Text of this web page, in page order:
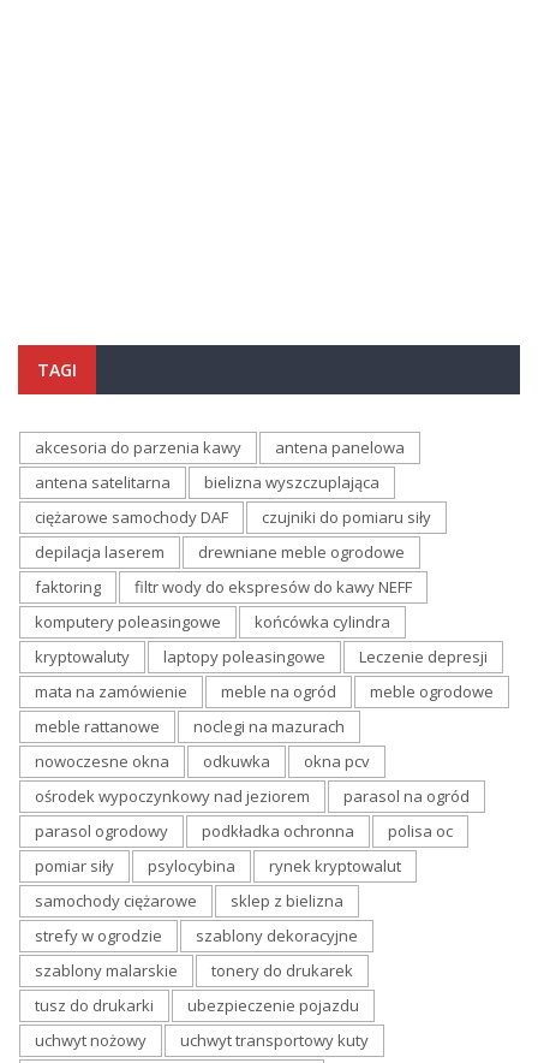
TAGI
akcesoria do parzenia kawy
antena panelowa
antena satelitarna
bielizna wyszczuplająca
ciężarowe samochody DAF
czujniki do pomiaru siły
depilacja laserem
drewniane meble ogrodowe
faktoring
filtr wody do ekspresów do kawy NEFF
komputery poleasingowe
końcówka cylindra
kryptowaluty
laptopy poleasingowe
Leczenie depresji
mata na zamówienie
meble na ogród
meble ogrodowe
meble rattanowe
noclegi na mazurach
nowoczesne okna
odkuwka
okna pcv
ośrodek wypoczynkowy nad jeziorem
parasol na ogród
parasol ogrodowy
podkładka ochronna
polisa oc
pomiar siły
psylocybina
rynek kryptowalut
samochody ciężarowe
sklep z bielizna
strefy w ogrodzie
szablony dekoracyjne
szablony malarskie
tonery do drukarek
tusz do drukarki
ubezpieczenie pojazdu
uchwyt nożowy
uchwyt transportowy kuty